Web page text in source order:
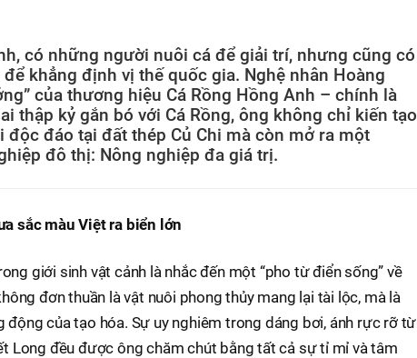
có những người nuôi cá để giải trí, nhưng cũng có
khẳng định vị thế quốc gia. Nghệ nhân Hoàng
của thương hiệu Cá Rồng Hồng Anh – chính là
thập kỷ gắn bó với Cá Rồng, ông không chỉ kiến tạo
độc đáo tại đất thép Củ Chi mà còn mở ra một
đô thị: Nông nghiệp đa giá trị.
sắc màu Việt ra biển lớn
giới sinh vật cảnh là nhắc đến một “pho từ điển sống” về
đơn thuần là vật nuôi phong thủy mang lại tài lộc, mà là
của tạo hóa. Sự uy nghiêm trong dáng bơi, ánh rực rỡ từ
Long đều được ông chăm chút bằng tất cả sự tỉ mỉ và tâm